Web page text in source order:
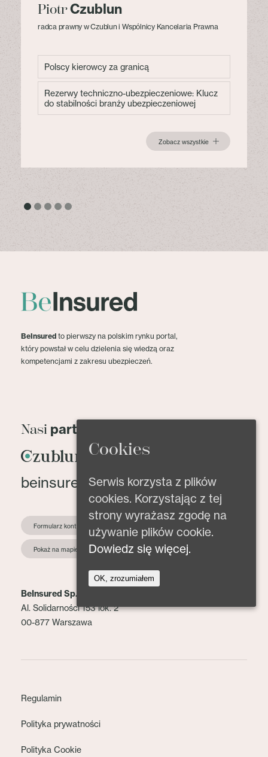
PiotrCzublun
radca prawny w Czublun i Wspólnicy Kancelaria Prawna
Polscy kierowcy za granicą
Rezerwy techniczno-ubezpieczeniowe: Klucz
do stabilności branży ubezpieczeniowej
Zobacz wszystkie
BeInsured to pierwszy na polskim rynku portal,
który powstał w celu dzielenia się wiedzą oraz
kompetencjami z zakresu ubezpieczeń.
Nasi partnerzy
beinsured@beinsured.pl
Formularz kontaktowy
Pokaż na mapie
BeInsured Sp. z o.o.
Al. Solidarności 153 lok. 2
00-877 Warszawa
Regulamin
Polityka prywatności
Polityka Cookie
Cookies
Serwis korzysta z plików
cookies. Korzystając z tej
strony wyrażasz zgodę na
używanie plików cookie.
Dowiedz się więcej.
OK, zrozumiałem